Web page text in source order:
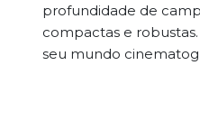
profundidade de
compactas e
seu mundo